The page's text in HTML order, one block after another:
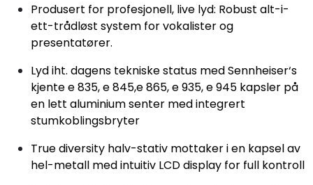
Produsert for profesjonell, live lyd: Robust alt-i-
ett-trådløst system for vokalister og
presentatører.
Lyd iht. dagens tekniske status med Sennheiser‘s
kjente e 835, e 845,e 865, e 935, e 945 kapsler på
en lett aluminium senter med integrert
stumkoblingsbryter
True diversity halv-stativ mottaker i en kapsel av
hel-metall med intuitiv LCD display for full kontroll